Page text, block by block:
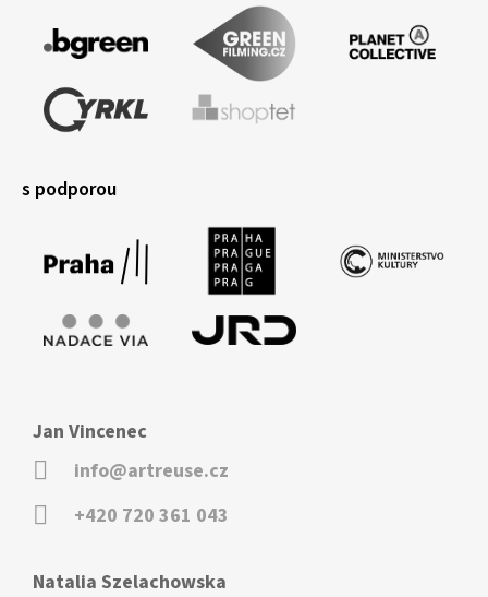
s podporou
Jan Vincenec
info@artreuse.cz
+420 720 361 043
Natalia Szelachowska